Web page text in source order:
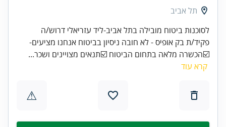
תל אביב
לסוכנות ביטוח מובילה בתל אביב-ליד עזריאלי דרוש/ה
פקיד/ת בק אופיס - לא חובה ניסיון בביטוח אנחנו מציעים-
☑️הכשרה מלאה בתחום הביטוח ☑️תנאים מצויינים ושכר...
קרא עוד
⚠